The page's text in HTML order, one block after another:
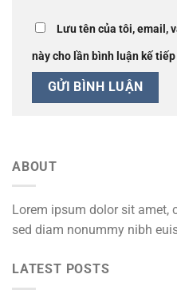
Lưu tên của tôi, email,
này cho lần bình luận kế
ABOUT
Lorem ipsum dolor sit amet,
sed diam nonummy nibh
LATEST POSTS